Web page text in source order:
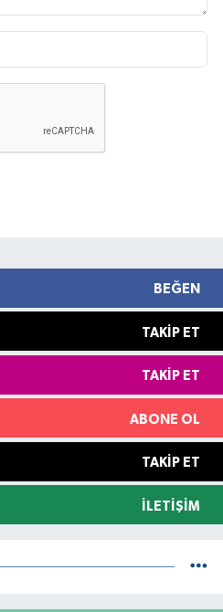
BEĞEN
TAKIP ET
TAKIP ET
ABONE OL
TAKIP ET
İLETIŞIM